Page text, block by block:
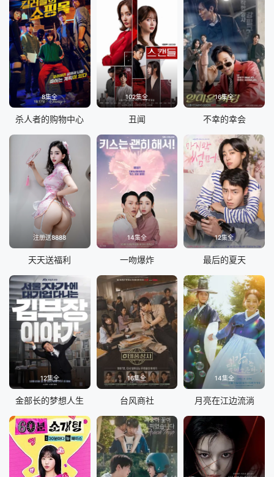
8集全
杀人者的购物中心
102集全
丑闻
16集全
不幸的幸会
注册送8888
天天送福利
14集全
一吻爆炸
12集全
最后的夏天
12集全
金部长的梦想人生
16集全
台风商社
14集全
月亮在江边流淌